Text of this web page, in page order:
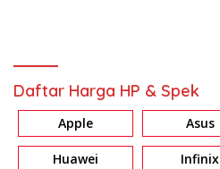
Daftar Harga HP & Spek
Apple Asus
Huawei Infinix